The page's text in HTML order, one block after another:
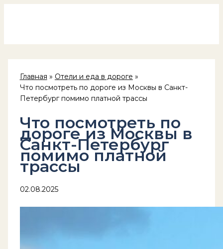
Главная
Отели и еда в дороге
Что посмотреть по дороге из Москвы в Санкт-
Петербург помимо платной трассы
Что посмотреть по
дороге из Москвы в
Санкт-Петербург
помимо платной
трассы
02.08.2025